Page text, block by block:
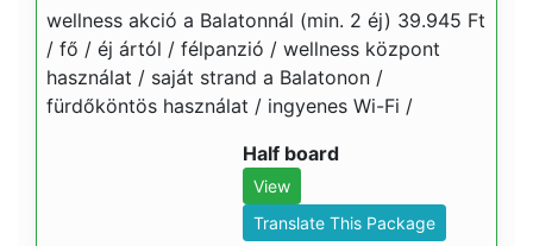
wellness akció a Balatonnál (min. 2 éj) 39.945 Ft
/ fő / éj ártól / félpanzió / wellness központ
használat / saját strand a Balatonon /
fürdőköntös használat / ingyenes Wi-Fi /
Half board
View
Translate This Package